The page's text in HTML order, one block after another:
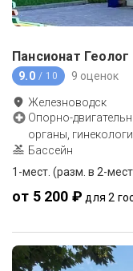
Пансионат Геолог
9.0 / 10 9 оценок
Железноводск
Опорно-
органы,
Бассейн
1-мест. (разм. в 2-
от 5 200 ₽ для 2